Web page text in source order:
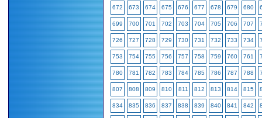
672 673 674 675 676 677 678 679 680
699 700 701 702 703 704 705 706 707
726 727 728 729 730 731 732 733 734
753 754 755 756 757 758 759 760 761
780 781 782 783 784 785 786 787 788
807 808 809 810 811 812 813 814 815
834 835 836 837 838 839 840 841 842